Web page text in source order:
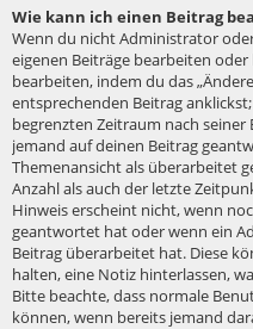
Wie kann ich einen Beitrag
Wenn du nicht Administrator
eigenen Beiträge bearbeiten
bearbeiten, indem du das
entsprechenden Beitrag
begrenzten Zeitraum nach
jemand auf deinen Beitrag
Themenansicht als überarbeitet
Anzahl als auch der letzte
Hinweis erscheint nicht, wenn
geantwortet hat oder wenn ein
Beitrag überarbeitet hat. Diese
halten, eine Notiz hinterlassen,
Bitte beachte, dass normale
können, wenn bereits jemand